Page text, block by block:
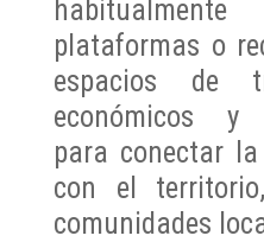
plataformas o
espacios de
económicos y
para conectar
con el
comunidades